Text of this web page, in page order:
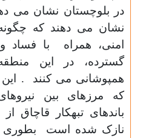
در بلوچستان نشان می
نشان می دهند که
امنی، همراه با
گسترده، در این
همپوشانی می کنند .
که مرزهای بین
باندهای تبهکار قاچاق
نازک شده است بطوری